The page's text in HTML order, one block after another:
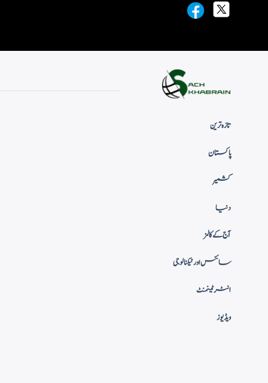
تازہ ترین
پاکستان
کشمیر
دنیا
آج کے کالمز
سائنس اور ٹیکنالوجی
انٹرٹینمنٹ
ویڈیوز